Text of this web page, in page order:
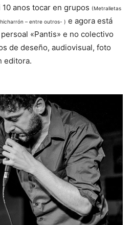
anos tocar en grupos (Metralletas
– entre outros- ) e agora está
«Pantis» e no colectivo
de deseño, audiovisual, foto
editora.